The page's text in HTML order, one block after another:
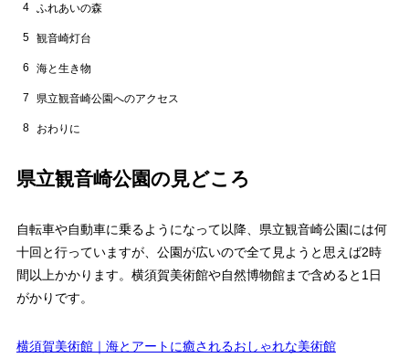
4 ふれあいの森
5 観音崎灯台
6 海と生き物
7 県立観音崎公園へのアクセス
8 おわりに
県立観音崎公園の見どころ
自転車や自動車に乗るようになって以降、県立観音崎公園には何
十回と行っていますが、公園が広いので全て見ようと思えば2時
間以上かかります。横須賀美術館や自然博物館まで含めると1日
がかりです。
横須賀美術館｜海とアートに癒されるおしゃれな美術館